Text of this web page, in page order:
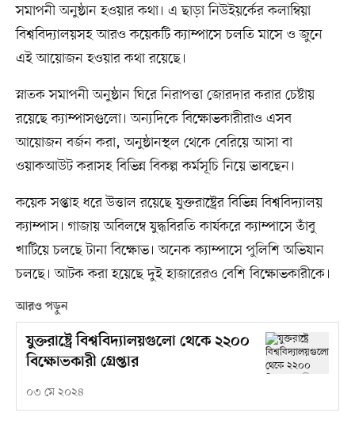
সমাপনী অনুষ্ঠান হওয়ার কথা। এ ছাড়া নিউইয়র্কের কলাম্বিয়া
বিশ্ববিদ্যালয়সহ আরও কয়েকটি ক্যাম্পাসে চলতি মাসে ও জুনে
এই আয়োজন হওয়ার কথা রয়েছে।
স্নাতক সমাপনী অনুষ্ঠান ঘিরে নিরাপত্তা জোরদার করার চেষ্টায়
রয়েছে ক্যাম্পাসগুলো। অন্যদিকে বিক্ষোভকারীরাও এসব
আয়োজন বর্জন করা, অনুষ্ঠানস্থল থেকে বেরিয়ে আসা বা
ওয়াকআউট করাসহ বিভিন্ন বিকল্প কর্মসূচি নিয়ে ভাবছেন।
কয়েক সপ্তাহ ধরে উত্তাল রয়েছে যুক্তরাষ্ট্রের বিভিন্ন বিশ্ববিদ্যালয়
ক্যাম্পাস। গাজায় অবিলম্বে যুদ্ধবিরতি কার্যকরে ক্যাম্পাসে তাঁবু
খাটিয়ে চলছে টানা বিক্ষোভ। অনেক ক্যাম্পাসে পুলিশি অভিযান
চলছে। আটক করা হয়েছে দুই হাজারেরও বেশি বিক্ষোভকারীকে।
আরও পড়ুন
যুক্তরাষ্ট্রে বিশ্ববিদ্যালয়গুলো থেকে ২২০০
বিক্ষোভকারী গ্রেপ্তার
০৩ মে ২০২৪